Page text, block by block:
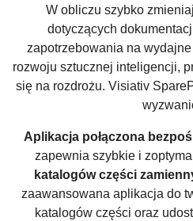
W obliczu szybko
dotyczących
zapotrzebowania na
rozwoju sztucznej inteligencji,
się na rozdrożu. Visiativ
Aplikacja połączona
zapewnia szybkie i
katalogów części
zaawansowana aplikacja do
katalogów części oraz